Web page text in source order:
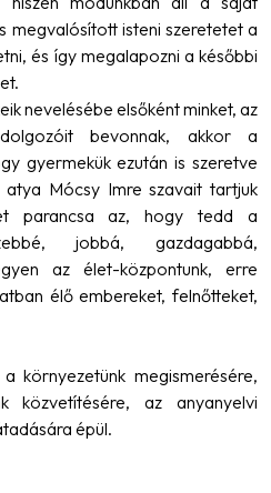
megvalósított isteni szeretetet a
és így megalapozni a későbbi
nevelésébe elsőként minket, az
bevonnak, akkor a
gyermekük ezután is szeretve
Mócsy Imre szavait tartjuk
parancsa az, hogy tedd a
jobbá, gazdagabbá,
az élet-központunk, erre
élő embereket, felnőtteket,
környezetünk megismerésére,
közvetítésére, az anyanyelvi
épül.